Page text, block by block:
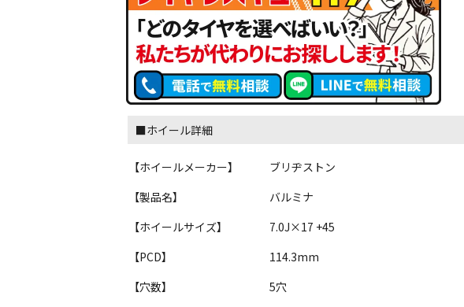
■ホイール詳細
【ホイールメーカー】
ブリヂストン
【製品名】
バルミナ
【ホイールサイズ】
7.0J×17 +45
【PCD】
114.3mm
【穴数】
5穴